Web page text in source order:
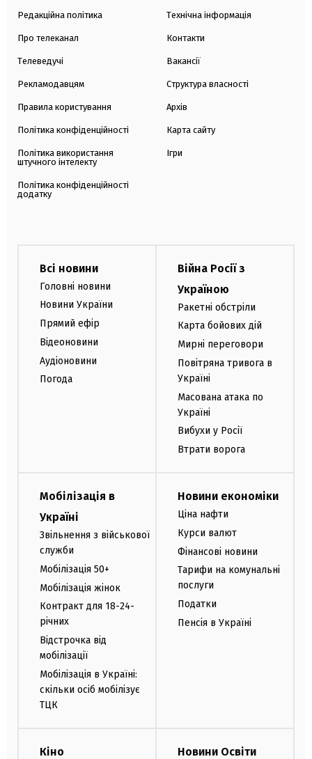
Редакційна політика
Про телеканал
Телеведучі
Рекламодавцям
Правила користування
Політика конфіденційності
Політика використання
штучного інтелекту
Політика конфіденційності
додатку
Технічна інформація
Контакти
Вакансії
Структура власності
Архів
Карта сайту
Ігри
Всі новини
Головні новини
Новини України
Прямий ефір
Відеоновини
Аудіоновини
Погода
Війна Росії з
Україною
Ракетні обстріли
Карта бойових дій
Мирні переговори
Повітряна тривога в
Україні
Масована атака по
Україні
Вибухи у Росії
Втрати ворога
Мобілізація в
Україні
Звільнення з військової
служби
Мобілізація 50+
Мобілізація жінок
Контракт для 18-24-
річних
Відстрочка від
мобілізації
Мобілізація в Україні:
скільки осіб мобілізує
ТЦК
Новини економіки
Ціна нафти
Курси валют
Фінансові новини
Тарифи на комунальні
послуги
Податки
Пенсія в Україні
Кіно Новини Освіти